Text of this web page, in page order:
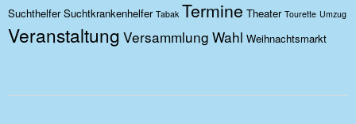
Suchthelfer Suchtkrankenhelfer Tabak Termine Theater Tourette Umzug
Veranstaltung Versammlung Wahl Weihnachtsmarkt